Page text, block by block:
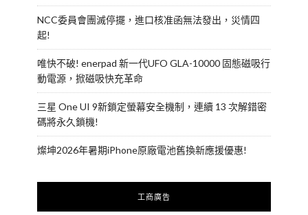
NCC委員會團滅停擺，進口核准函無法發出，災情四
起!
唯快不破! enerpad 新一代UFO GLA-10000 固態磁吸行
動電源，掀磁吸快充革命
三星 One UI 9新鎖定螢幕安全機制，連續 13 次解錯密
碼將永久鎖機!
燦坤2026年暑期iPhone原廠電池舊換新應援優惠!
工商廣告